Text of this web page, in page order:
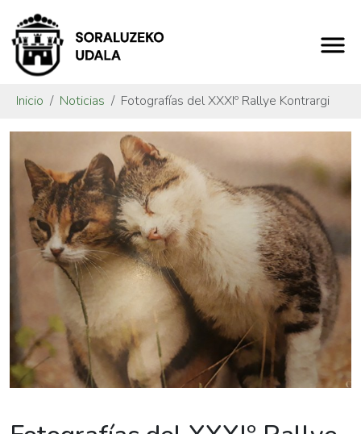
Inicio Noticias Fotografías del XXXIº Rallye Kontrargi